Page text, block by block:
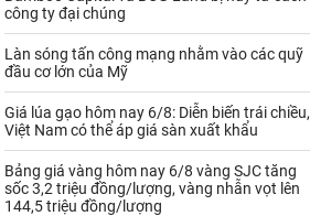
Kim loại khác Mắc ca
Muối Ngũ cốc
Nhựa - Hạt nhựa
Palladium
công ty đại chúng
Làn sóng tấn công mạng nhằm vào các quỹ
đầu cơ lớn của Mỹ
Giá lúa gạo hôm nay 6/8: Diễn biến trái chiều,
Việt Nam có thể áp giá sàn xuất khẩu
Bảng giá vàng hôm nay 6/8 vàng SJC tăng
sốc 3,2 triệu đồng/lượng, vàng nhẫn vọt lên
144,5 triệu đồng/lượng